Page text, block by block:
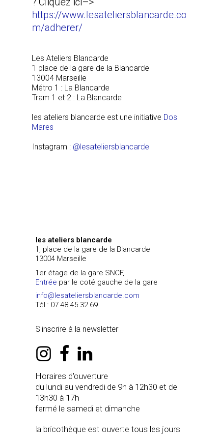
https://www.lesateliersblancarde.co
m/adherer/
Les Ateliers Blancarde
1 place de la gare de la Blancarde
13004 Marseille
Métro 1 : La Blancarde
Tram 1 et 2 : La Blancarde
les ateliers blancarde est une initiative Dos
Mares
Instagram : @lesateliersblancarde
les ateliers blancarde
1, place de la gare de la Blancarde
13004 Marseille
1er étage de la gare SNCF,
Entrée par le coté gauche de la gare
info@lesateliersblancarde.com
Tél : 07 48 45 32 69
S'inscrire à la newsletter
instagram
facebook
linkedin
Horaires d'ouverture
du lundi au vendredi de 9h à 12h30 et de
13h30 à 17h
fermé le samedi et dimanche
la bricothèque est ouverte tous les jours